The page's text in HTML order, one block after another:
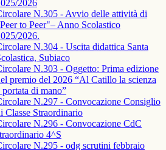
2026
N.305 - Avvio delle attività di
to Peer"– Anno Scolastico
2026.
N.304 - Uscita didattica Santa
Subiaco
N.303 - Oggetto: Prima edizione
premio del 2026 “Al Catillo la scienza
portata di mano”
N.297 - Convocazione Consiglio
Classe Straordinario
N.296 - Convocazione CdC
4^S
N.295 - odg scrutini febbraio